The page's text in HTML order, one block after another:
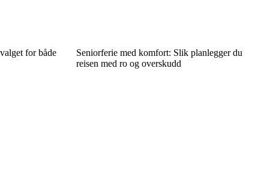
for både
Seniorferie med komfort: Slik planlegger du
reisen med ro og overskudd